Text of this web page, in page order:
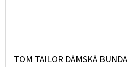
TOM TAILOR DÁMSKÁ BUNDA